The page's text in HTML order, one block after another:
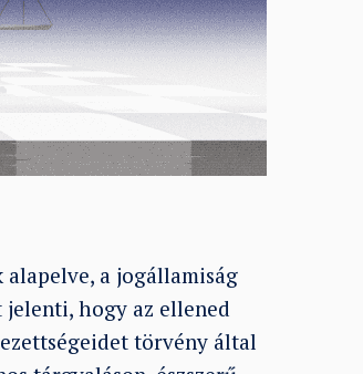
alapelve, a jogállamiság
jelenti, hogy az ellened
törvény által